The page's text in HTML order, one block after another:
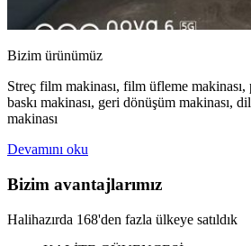
Bizim ürünümüz
Streç film makinası, film üfleme makinası,
baskı makinası, geri dönüşüm makinası,
makinası
Devamını oku
Bizim avantajlarımız
Halihazırda 168'den fazla ülkeye satıldık